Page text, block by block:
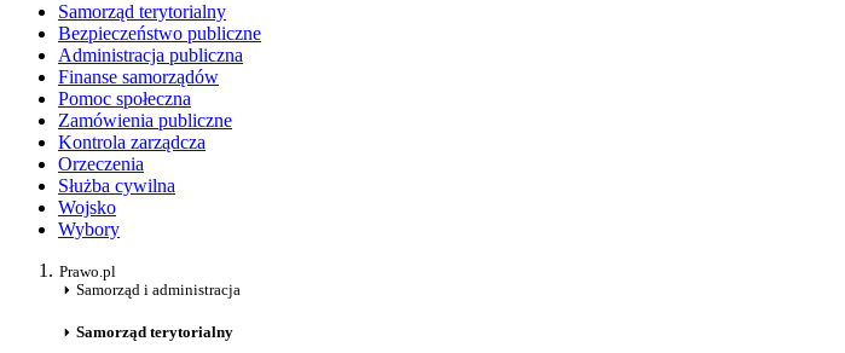
Samorząd terytorialny
Bezpieczeństwo publiczne
Administracja publiczna
Finanse samorządów
Pomoc społeczna
Zamówienia publiczne
Kontrola zarządcza
Orzeczenia
Służba cywilna
Wojsko
Wybory
Prawo.pl
Samorząd i administracja
Samorząd terytorialny